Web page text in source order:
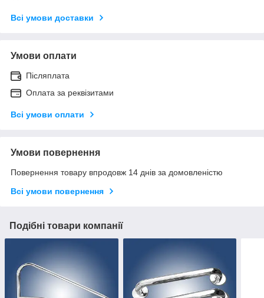
Всі умови доставки
Умови оплати
Післяплата
Оплата за реквізитами
Всі умови оплати
Умови повернення
Повернення товару впродовж 14 днів за домовленістю
Всі умови повернення
Подібні товари компанії